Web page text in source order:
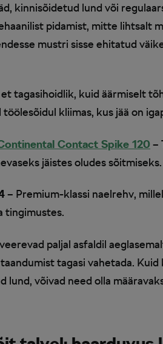
kinnisõidetud lund või
pidamist, mitte lihtsalt
mustri sisse ehitatud
tagasihoidlik, kuid äärmiselt
kliimas, kus jää on
Contact Spike 120–
jäistes oludes sõitmiseks.
– Premium-klassi naelrehv,
tingimustes.
paljal asfaldil
tagasi vahetada.
lund, võivad need olla